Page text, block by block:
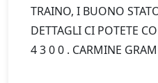
TRAINO, I BUONO
DETTAGLI CI POTETE
4 3 0 0 . CARMINE